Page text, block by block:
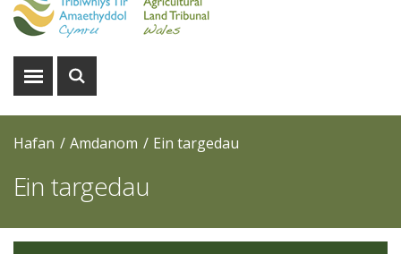
Menu
DangosDangos
Hafan Amdanom Ein targedau
Ein targedau